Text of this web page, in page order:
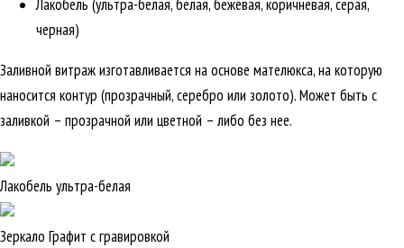
Лакобель (ультра-белая, белая, бежевая, коричневая, серая,
черная)
Заливной витраж изготавливается на основе мателюкса, на которую
наносится контур (прозрачный, серебро или золото). Может быть с
заливкой – прозрачной или цветной – либо без нее.
Лакобель ультра-белая
Зеркало Графит с гравировкой